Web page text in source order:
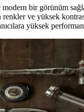
bir görünüm
renkler ve yüksek
yüksek